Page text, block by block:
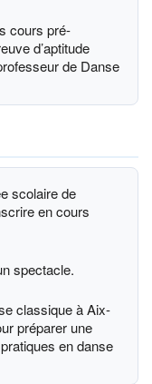
cours pré-
d’aptitude
de Danse
scolaire de
en cours
spectacle.
classique à Aix-
préparer une
en danse